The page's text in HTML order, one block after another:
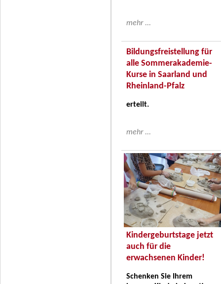
mehr ...
Bildungsfreistellung für
alle Sommerakademie-
Kurse in Saarland und
Rheinland-Pfalz
erteilt.
mehr ...
Kindergeburtstage jetzt
auch für die
erwachsenen Kinder!
Schenken Sie Ihrem